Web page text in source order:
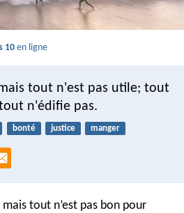
10 en ligne
tout n'est pas utile; tout
n'édifie pas.
bonté justice manger
tout n’est pas bon pour